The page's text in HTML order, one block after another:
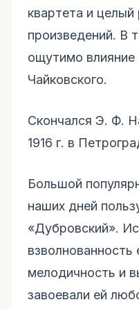
квартета и целый
произведений. В
ощутимо влияние
Чайковского.
Скончался Э. Ф.
1916 г. в
Большой
наших дней
«Дубровский».
взволнованность
мелодичность и
завоевали ей